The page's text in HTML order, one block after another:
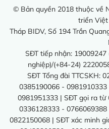
© Bản quyền 2018 thuộc về
triển Việt
Tháp BIDV, Số 194 Trần
SĐT tiếp nhận:
nghiệp)/(+84-24)
SĐT Tổng đài TTCSKH:
0385190066 -
0981951333 | SĐT gọi ra từ
0336128333 -
0822150068 | SĐT xác minh